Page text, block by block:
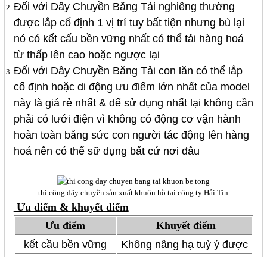
Đối với Dây Chuyền Băng Tải nghiêng thường
được lắp cố định 1 vị trí tuy bất tiện nhưng bù lại
nó có kết cấu bền vững nhất có thể tải hàng hoá
từ thấp lên cao hoặc ngược lại
Đối với Dây Chuyền Băng Tải con lăn có thể lắp
cố định hoặc di động ưu điểm lớn nhất của model
này là giá rẻ nhất & dể sử dụng nhất lại không cần
phải có lưới điện vì không có động cơ vận hành
hoàn toàn băng sức con người tác động lên hàng
hoá nên có thể sữ dụng bất cứ nơi đâu
thi công dây chuyền sản xuất khuôn hồ tại công ty Hải Tín
Ưu điểm & khuyết điểm
Ưu điểm
Khuyết điểm
kết cầu bền vững
Không nâng hạ tuỳ ý được